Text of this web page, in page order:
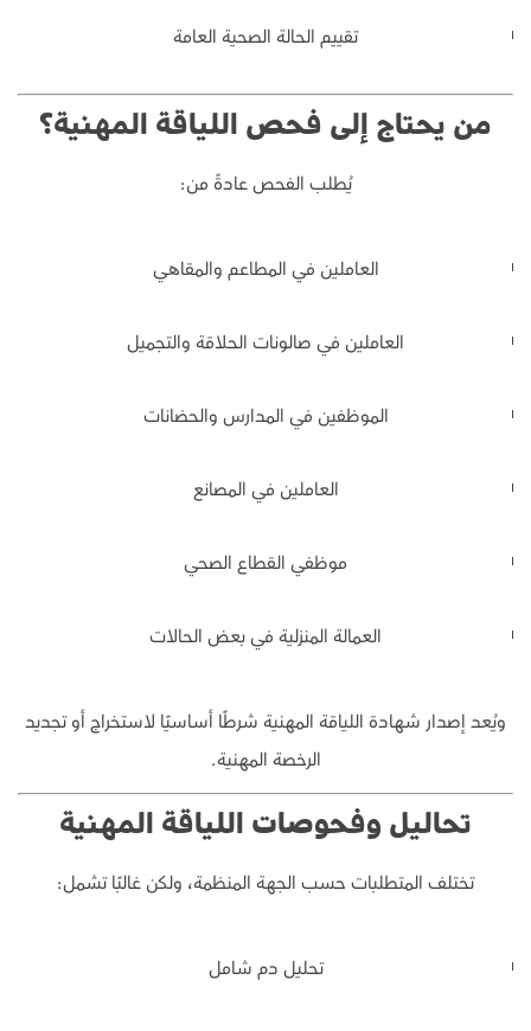
تقييم الحالة الصحية العامة
من يحتاج إلى فحص اللياقة المهنية؟
يُطلب الفحص عادةً من:
العاملين في المطاعم والمقاهي
العاملين في صالونات الحلاقة والتجميل
الموظفين في المدارس والحضانات
العاملين في المصانع
موظفي القطاع الصحي
العمالة المنزلية في بعض الحالات
ويُعد إصدار شهادة اللياقة المهنية شرطًا أساسيًا لاستخراج أو تجديد
الرخصة المهنية.
تحاليل وفحوصات اللياقة المهنية
تختلف المتطلبات حسب الجهة المنظمة، ولكن غالبًا تشمل:
تحليل دم شامل